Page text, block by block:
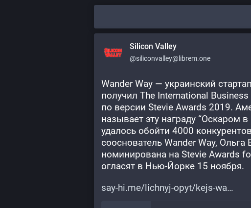
Silicon Valley
@siliconvalley@librem.one
Wander Way — украинский
получил The International Business
по версии Stevie Awards 2019.
называет эту награду “Оскаром
удалось обойти 4000
сооснователь Wander Way,
номинирована на Stevie Awards
огласят в Нью-Йорке 15 ноября.
say-hi.me/lichnyj-opyt/kejs-wa